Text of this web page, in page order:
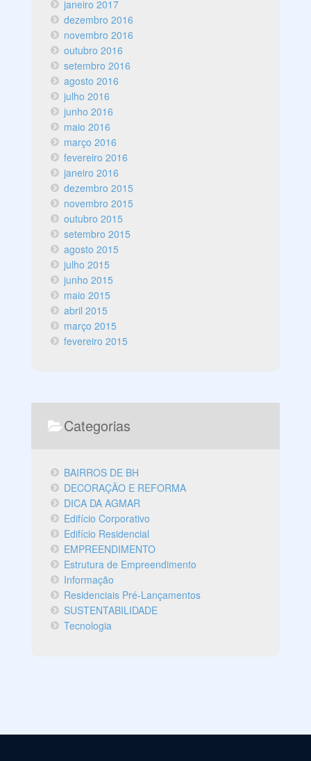
janeiro 2017
dezembro 2016
novembro 2016
outubro 2016
setembro 2016
agosto 2016
julho 2016
junho 2016
maio 2016
março 2016
fevereiro 2016
janeiro 2016
dezembro 2015
novembro 2015
outubro 2015
setembro 2015
agosto 2015
julho 2015
junho 2015
maio 2015
abril 2015
março 2015
fevereiro 2015
Categorias
BAIRROS DE BH
DECORAÇÃO E REFORMA
DICA DA AGMAR
Edifício Corporativo
Edifício Residencial
EMPREENDIMENTO
Estrutura de Empreendimento
Informação
Residenciais Pré-Lançamentos
SUSTENTABILIDADE
Tecnologia